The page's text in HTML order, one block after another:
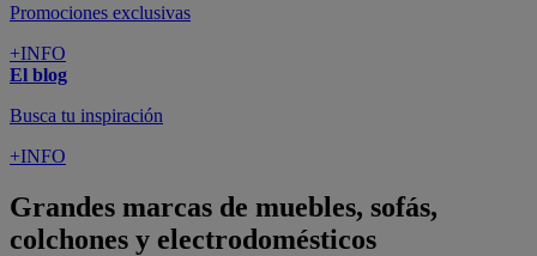
Promociones exclusivas
+INFO
El blog
Busca tu inspiración
+INFO
Grandes marcas de muebles, sofás,
colchones y electrodomésticos